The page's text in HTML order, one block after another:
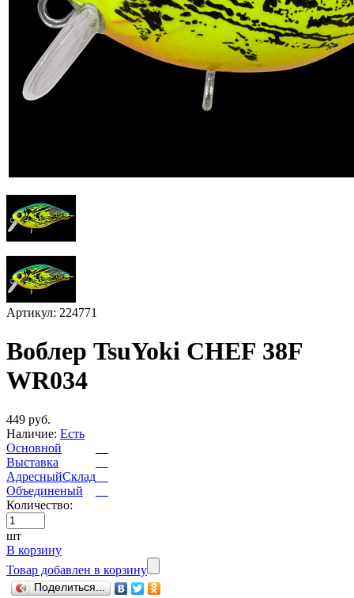
Артикул: 224771
Воблер TsuYoki CHEF 38F
WR034
449 руб.
Наличие: Есть
Основной
Выставка
АдресныйСклад
Объединеный
Количество:
шт
В корзину
Товар добавлен в корзину
Поделиться...